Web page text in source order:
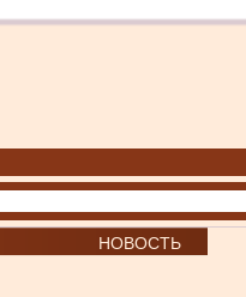
НОВОСТЬ